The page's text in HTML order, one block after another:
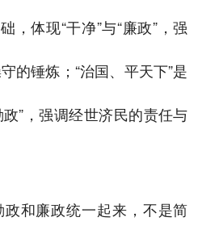
，体现“干净”与“廉政”，强
的锤炼；“治国、平天下”是
政”，强调经世济民的责任与
和廉政统一起来，不是简